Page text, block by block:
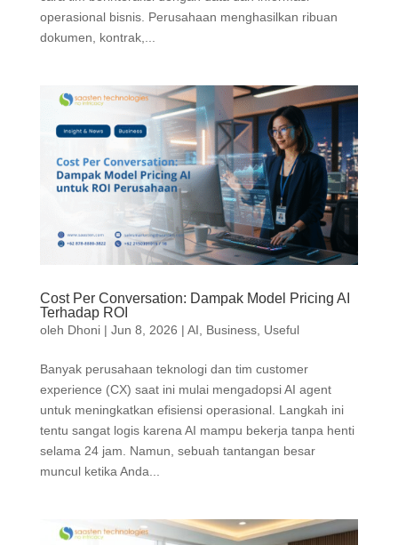
operasional bisnis. Perusahaan menghasilkan ribuan
dokumen, kontrak,...
Cost Per Conversation: Dampak Model Pricing AI
Terhadap ROI
oleh Dhoni| Jun 8, 2026 | AI Business, Useful
Banyak perusahaan teknologi dan tim customer
experience (CX) saat ini mulai mengadopsi AI agent
untuk meningkatkan efisiensi operasional. Langkah ini
tentu sangat logis karena AI mampu bekerja tanpa henti
selama 24 jam. Namun, sebuah tantangan besar
muncul ketika Anda...